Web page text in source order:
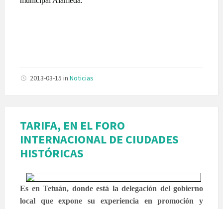
2013-03-15 in Noticias
TARIFA, EN EL FORO
INTERNACIONAL DE CIUDADES
HISTÓRICAS
Es en Tetuán, donde está la delegación del gobierno
local que expone su experiencia en promoción y